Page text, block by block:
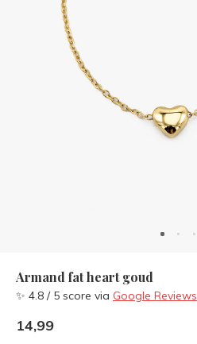
Armand fat heart goud
✨ 4.8 / 5 score via Google Reviews
14,99